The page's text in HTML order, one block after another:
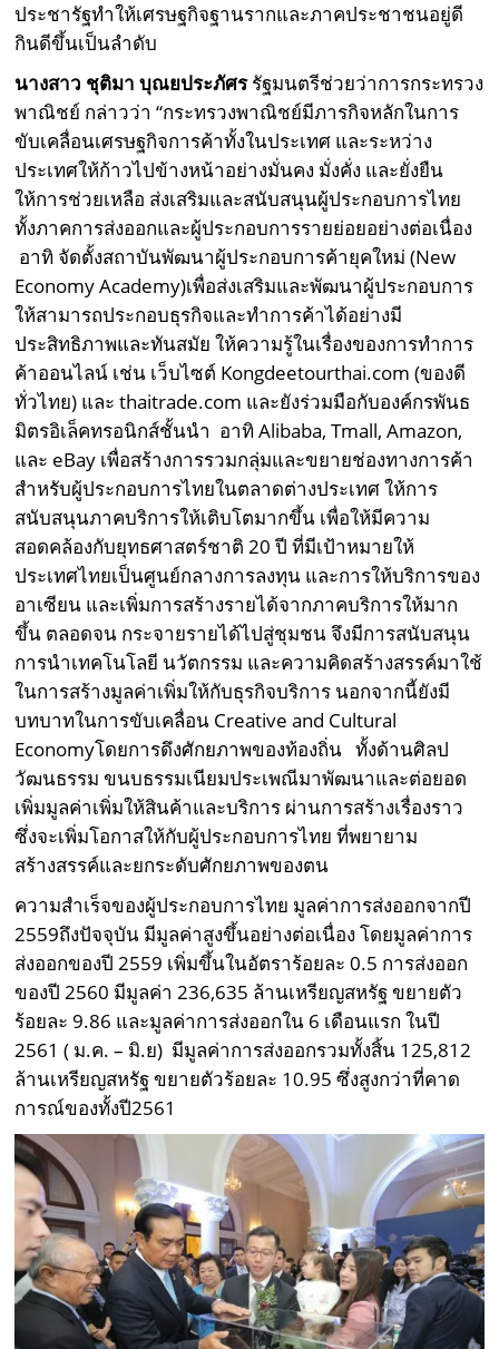
ประชารัฐทำให้เศรษฐกิจฐานรากและภาคประชาชนอยู่ดี
กินดีขึ้นเป็นลำดับ
นางสาว ชุติมา บุณยประภัศรรัฐมนตรีช่วยว่าการกระทรวง
พาณิชย์ กล่าวว่า “กระทรวงพาณิชย์มีภารกิจหลักในการ
ขับเคลื่อนเศรษฐกิจการค้าทั้งในประเทศ และระหว่าง
ประเทศให้ก้าวไปข้างหน้าอย่างมั่นคง มั่งคั่ง และยั่งยืน
ให้การช่วยเหลือ ส่งเสริมและสนับสนุนผู้ประกอบการไทย
ทั้งภาคการส่งออกและผู้ประกอบการรายย่อยอย่างต่อเนื่อง
อาทิ จัดตั้งสถาบันพัฒนาผู้ประกอบการค้ายุคใหม่ (New
Economy Academy)เพื่อส่งเสริมและพัฒนาผู้ประกอบการ
ให้สามารถประกอบธุรกิจและทำการค้าได้อย่างมี
ประสิทธิภาพและทันสมัย ให้ความรู้ในเรื่องของการทำการ
ค้าออนไลน์ เช่น เว็บไซต์ Kongdeetourthai.com (ของดี
ทั่วไทย) และ thaitrade.com และยังร่วมมือกับองค์กรพันธ
มิตรอิเล็คทรอนิกส์ชั้นนำ อาทิ Alibaba, Tmall, Amazon,
และ eBay เพื่อสร้างการรวมกลุ่มและขยายช่องทางการค้า
สำหรับผู้ประกอบการไทยในตลาดต่างประเทศ ให้การ
สนับสนุนภาคบริการให้เติบโตมากขึ้น เพื่อให้มีความ
สอดคล้องกับยุทธศาสตร์ชาติ 20 ปี ที่มีเป้าหมายให้
ประเทศไทยเป็นศูนย์กลางการลงทุน และการให้บริการของ
อาเซียน และเพิ่มการสร้างรายได้จากภาคบริการให้มาก
ขึ้น ตลอดจน กระจายรายได้ไปสู่ชุมชน จึงมีการสนับสนุน
การนำเทคโนโลยี นวัตกรรม และความคิดสร้างสรรค์มาใช้
ในการสร้างมูลค่าเพิ่มให้กับธุรกิจบริการ นอกจากนี้ยังมี
บทบาทในการขับเคลื่อน Creative and Cultural
Economyโดยการดึงศักยภาพของท้องถิ่น ทั้งด้านศิลป
วัฒนธรรม ขนบธรรมเนียมประเพณีมาพัฒนาและต่อยอด
เพิ่มมูลค่าเพิ่มให้สินค้าและบริการ ผ่านการสร้างเรื่องราว
ซึ่งจะเพิ่มโอกาสให้กับผู้ประกอบการไทย ที่พยายาม
สร้างสรรค์และยกระดับศักยภาพของตน
ความสำเร็จของผู้ประกอบการไทย มูลค่าการส่งออกจากปี
2559ถึงปัจจุบัน มีมูลค่าสูงขึ้นอย่างต่อเนื่อง โดยมูลค่าการ
ส่งออกของปี 2559 เพิ่มขึ้นในอัตราร้อยละ 0.5 การส่งออก
ของปี 2560 มีมูลค่า 236,635 ล้านเหรียญสหรัฐ ขยายตัว
ร้อยละ 9.86 และมูลค่าการส่งออกใน 6 เดือนแรก ในปี
2561 ( ม.ค. – มิ.ย) มีมูลค่าการส่งออกรวมทั้งสิ้น 125,812
ล้านเหรียญสหรัฐ ขยายตัวร้อยละ 10.95 ซึ่งสูงกว่าที่คาด
การณ์ของทั้งปี2561